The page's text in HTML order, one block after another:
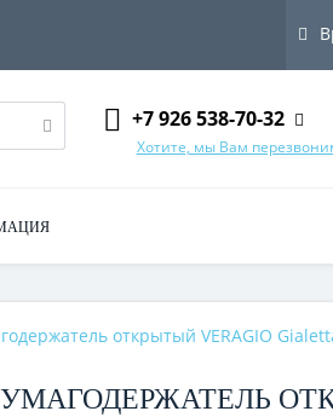
+7 926 538-70-32
Хотите, мы Вам
открытый VERAGIO